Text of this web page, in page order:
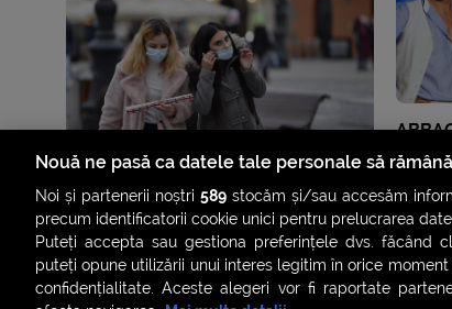
piese
Nouă ne pasă ca datele tale personale să
Noi și partenerii noștri589 stocăm și/sau accesăm
precum identificatorii cookie unici pentru prelucrarea
Puteți accepta sau gestiona preferințele dvs. făcând
puteți opune utilizării unui interes legitim în orice
confidențialitate. Aceste alegeri vor fi raportate